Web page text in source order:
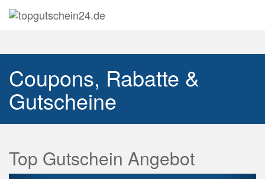
Coupons, Rabatte &
Gutscheine
Top Gutschein Angebot